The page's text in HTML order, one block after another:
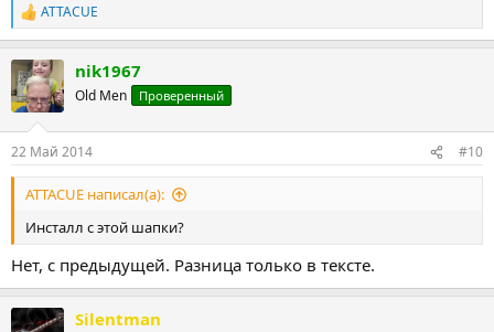
Р
е
к
ц
и
ATTACUE
nik1967
Old Men Проверенный
22 Май 2014 #10
ATTACUE написал(а):
Инсталл с этой шапки?
Нет, с предыдущей. Разница только в тексте.
Silentman